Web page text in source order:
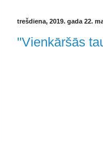
trešdiena, 2019. gada 22.
"Vienkāršās